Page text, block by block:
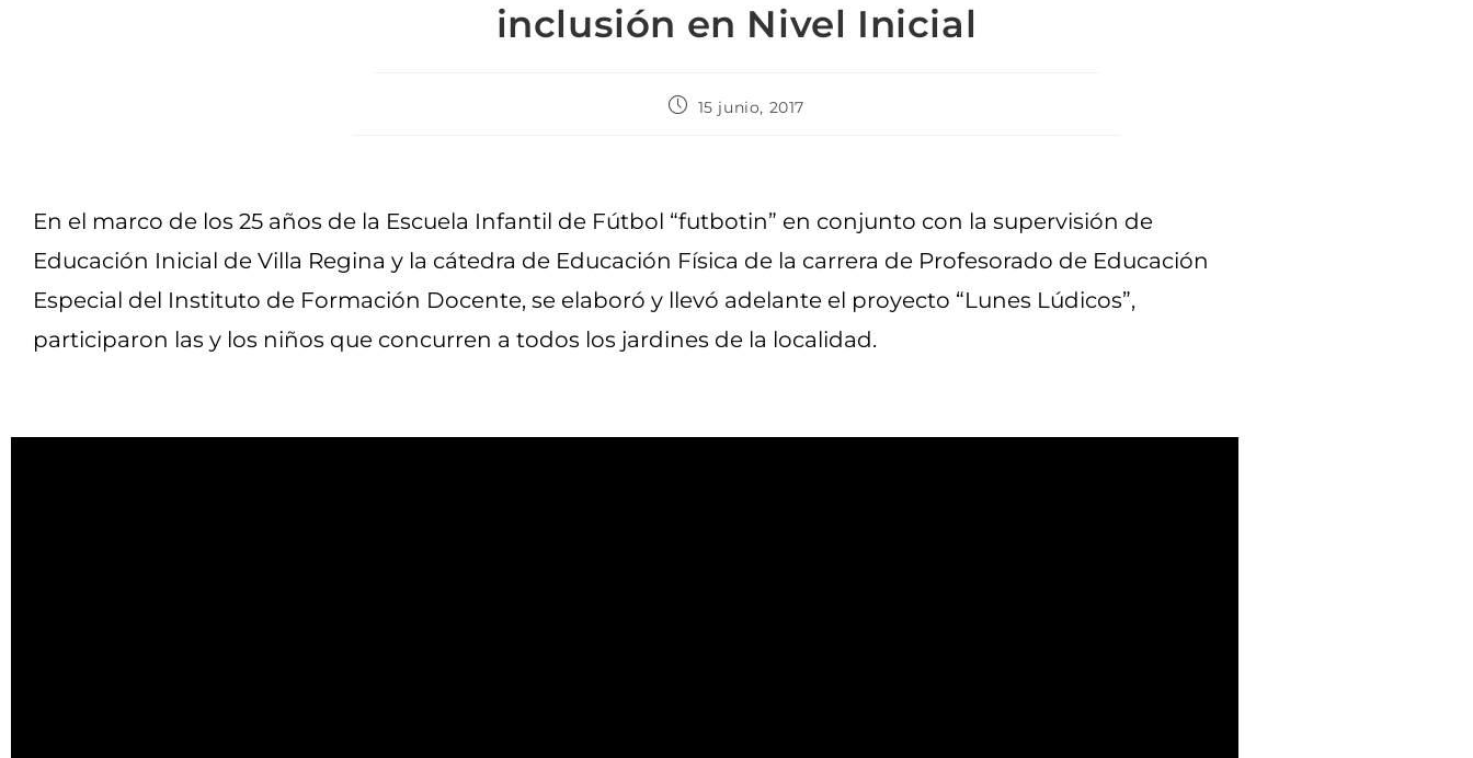
inclusión en Nivel Inicial
15 junio, 2017
En el marco de los 25 años de la Escuela Infantil de Fútbol “futbotin” en conjunto con la supervisión de
Educación Inicial de Villa Regina y la cátedra de Educación Física de la carrera de Profesorado de Educación
Especial del Instituto de Formación Docente, se elaboró y llevó adelante el proyecto “Lunes Lúdicos”,
participaron las y los niños que concurren a todos los jardines de la localidad.